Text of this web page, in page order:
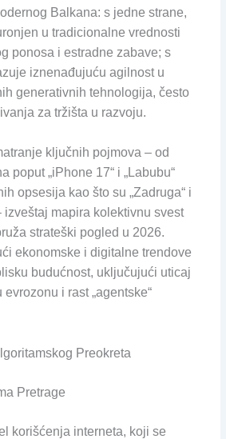
Balkana: s jedne strane,
u tradicionalne vrednosti
ponosa i estradne zabave; s
iznenađujuću agilnost u
generativnih tehnologija, često
za tržišta u razvoju.
ključnih pojmova – od
poput „iPhone 17“ i „Labubu“
opsesija kao što su „Zadruga“ i
izveštaj mapira kolektivnu svest
strateški pogled u 2026.
ekonomske i digitalne trendove
budućnost, uključujući uticaj
i rast „agentske“
Preokreta
Pretrage
korišćenja interneta, koji se